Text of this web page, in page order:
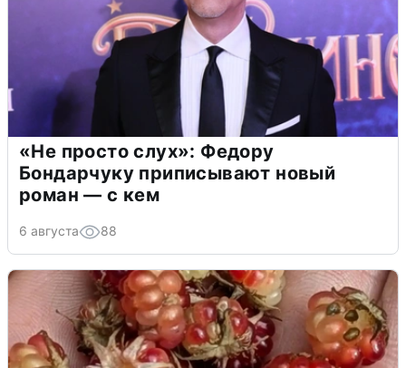
«Не просто слух»: Федору
Бондарчуку приписывают новый
роман — с кем
6 августа 88